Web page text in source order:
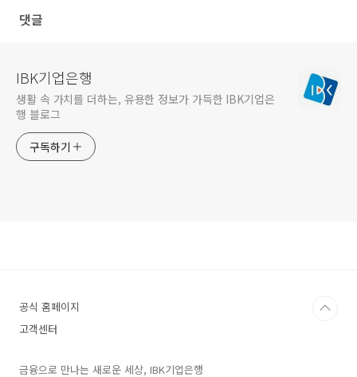
댓글
IBK기업은행
생활 속 가치를 더하는, 유용한 정보가 가득한 IBK기업은
행 블로그
구독하기
공식 홈페이지
고객센터
금융으로 만나는 새로운 세상, IBK기업은행